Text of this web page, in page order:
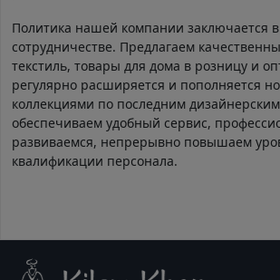
Политика нашей компании заключается
сотрудничестве. Предлагаем
текстиль, товары для дома в розницу и
регулярно расширяется и пополняется
коллекциями по последним
обеспечиваем удобный сервис,
развиваемся, непрерывно повышаем
квалификации персонала.